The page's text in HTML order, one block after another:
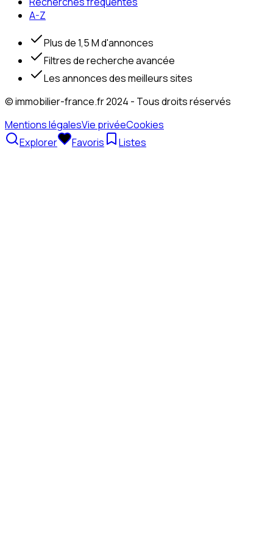
A-Z
Plus de 1,5 M d'annonces
Filtres de recherche avancée
Les annonces des meilleurs sites
© immobilier-france.fr 2024 - Tous droits réservés
Mentions légalesVie privéeCookies
Explorer
Favoris Listes